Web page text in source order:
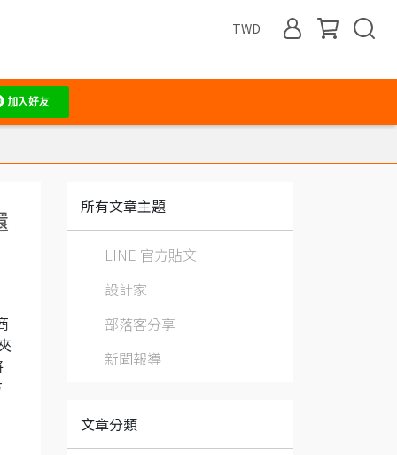
TWD
所有文章主題
LINE 官方貼文
設計家
部落客分享
新聞報導
文章分類